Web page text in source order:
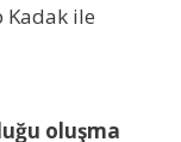
Kadak ile
oluşma